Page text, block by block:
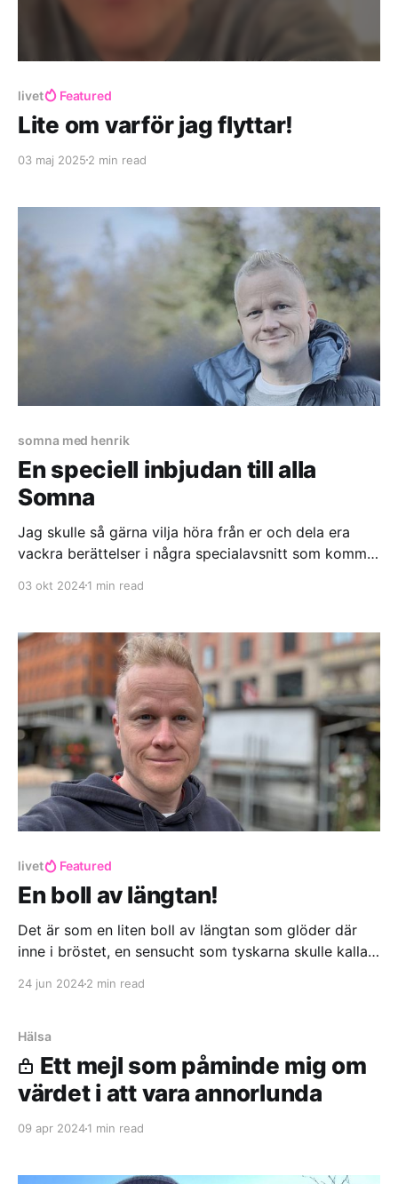
livet Featured
Lite om varför jag flyttar!
03 maj 2025 2 min read
somna med henrik
En speciell inbjudan till alla
Somna
Jag skulle så gärna vilja höra från er och dela era
vackra berättelser i några specialavsnitt som kommer
03 okt 20241 min read
livet Featured
En boll av längtan!
Det är som en liten boll av längtan som glöder där
inne i bröstet, en sensucht som tyskarna skulle kalla
handlar om, men ändå inte.
24 jun 20242 min read
Hälsa
Ett mejl som påminde mig om
värdet i att vara annorlunda
09 apr 20241 min read